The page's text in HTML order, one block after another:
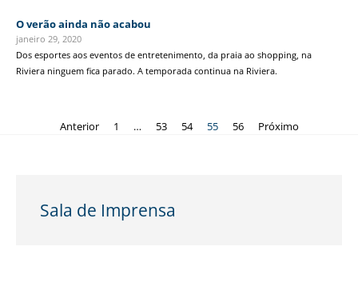
O verão ainda não acabou
janeiro 29, 2020
Dos esportes aos eventos de entretenimento, da praia ao shopping, na
Riviera ninguem fica parado. A temporada continua na Riviera.
Anterior 1 … 53 54 55 56 Próximo
Sala de Imprensa